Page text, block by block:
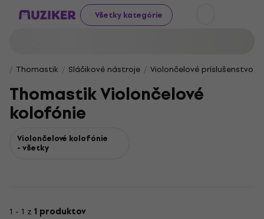
Všetky kategórie
Thomastik Sláčikové nástroje Violončelové príslušenstvo
Thomastik Violončelové
kolofónie
Violončelové kolofónie
- všetky
1 - 1 z 1 produktov